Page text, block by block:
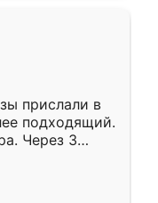
прислали в
подходящий.
Через 3
Остались